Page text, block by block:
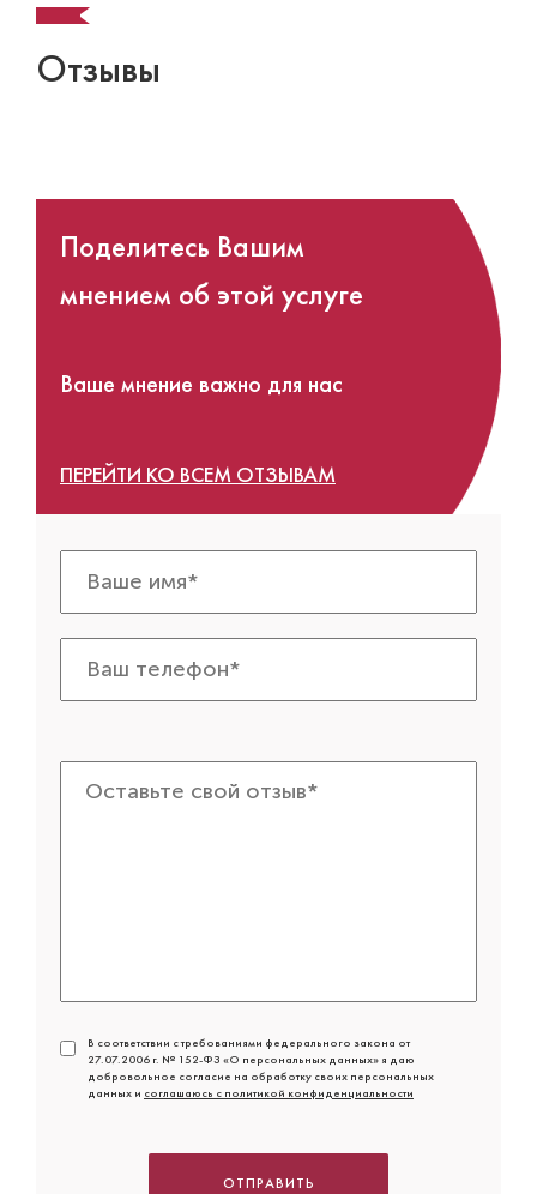
Отзывы
Поделитесь Вашим
мнением об этой услуге
Ваше мнение важно для нас
ПЕРЕЙТИ КО ВСЕМ ОТЗЫВАМ
В соответствии с требованиями федерального закона от
27.07.2006 г. № 152-ФЗ «О персональных данных» я даю
добровольное согласие на обработку своих персональных
данных и соглашаюсь с политикой конфиденциальности
ОТПРАВИТЬ